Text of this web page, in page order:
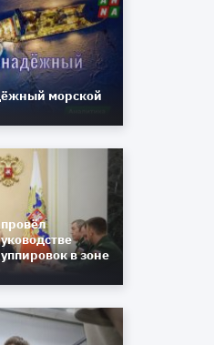
морской
в зоне